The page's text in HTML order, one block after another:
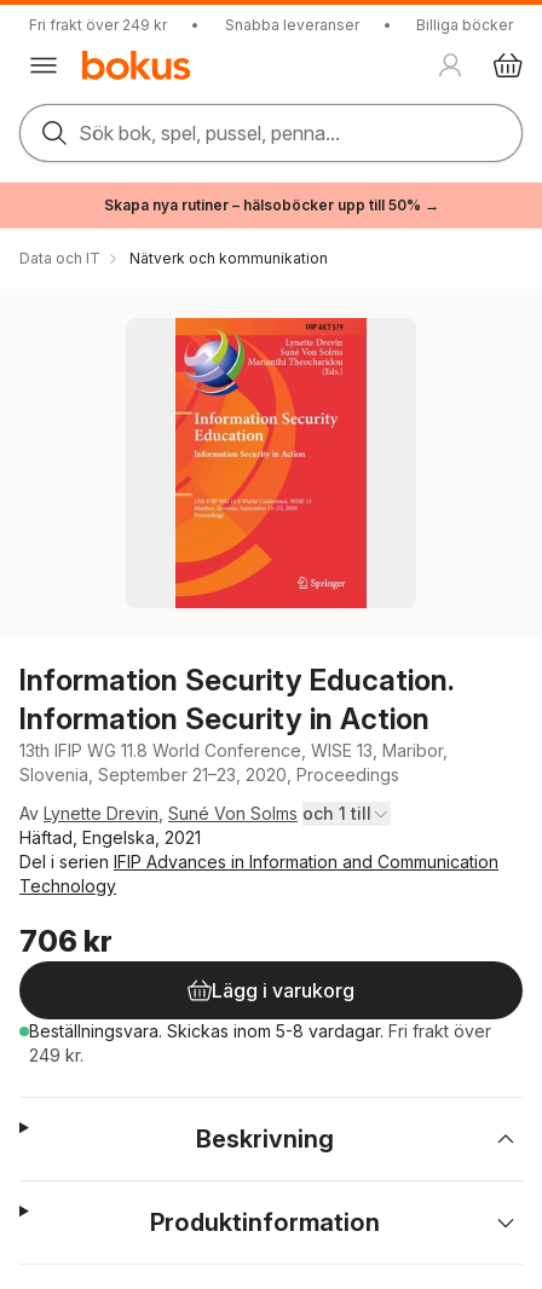
Fri frakt över 249 kr • Snabba leveranser • Billiga böcker
Sök bok, spel, pussel, penna...
Skapa nya rutiner – hälsoböcker upp till 50% →
Data och IT Nätverk och kommunikation
Information Security Education.
Information Security in Action
13th IFIP WG 11.8 World Conference, WISE 13, Maribor,
Slovenia, September 21–23, 2020, Proceedings
Av Lynette Drevin Suné Von Solms och 1 till
Häftad, Engelska, 2021
Del i serien IFIP Advances in Information and Communication
Technology
706 kr
Lägg i varukorg
Beställningsvara. Skickas inom 5-8 vardagar. Fri frakt över
249 kr.
Beskrivning
Produktinformation